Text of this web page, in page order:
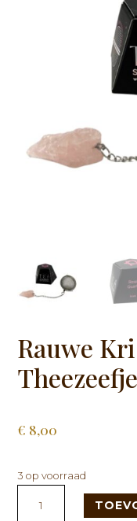
Rauwe
€ 8,00
3 op voorraad
Kristal